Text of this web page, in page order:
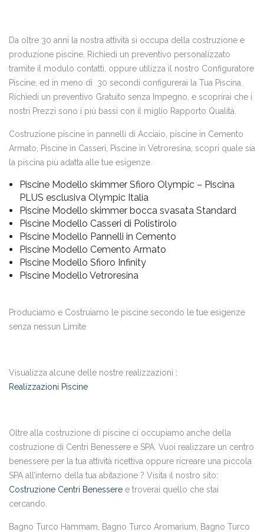
Da oltre 30 anni la nostra attività si occupa della costruzione e
produzione piscine. Richiedi un preventivo personalizzato
tramite il modulo contatti, oppure utilizza il nostro Configuratore
Piscine, ed in meno di 30 secondi configurerai la Tua Piscina.
Richiedi un preventivo Gratuito senza Impegno, e scoprirai che i
nostri Prezzi sono i più bassi con il miglio Rapporto Qualità.
Costruzione piscine in pannelli di Acciaio, piscine in Cemento
Armato, Piscine in Casseri, Piscine in Vetroresina, scopri quale sia
la piscina più adatta alle tue esigenze.
Piscine Modello skimmer Sfioro Olympic – Piscina
PLUS esclusiva Olympic Italia
Piscine Modello skimmer bocca svasata Standard
Piscine Modello Casseri di Polistirolo
Piscine Modello Pannelli in Cemento
Piscine Modello Cemento Armato
Piscine Modello Sfioro Infinity
Piscine Modello Vetroresina
Produciamo e Costruiamo le piscine secondo le tue esigenze
senza nessun Limite
Visualizza alcune delle nostre realizzazioni :
Realizzazioni Piscine
Oltre alla costruzione di piscine ci occupiamo anche della
costruzione di Centri Benessere e SPA. Vuoi realizzare un centro
benessere per la tua attività ricettiva oppure ricreare una piccola
SPA all’interno della tua abitazione ? Visita il nostro sito:
Costruzione Centri Benessere e troverai quello che stai
cercando.
Bagno Turco Hammam, Bagno Turco Aromarium, Bagno Turco